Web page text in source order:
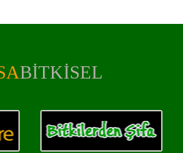
BITKISEL